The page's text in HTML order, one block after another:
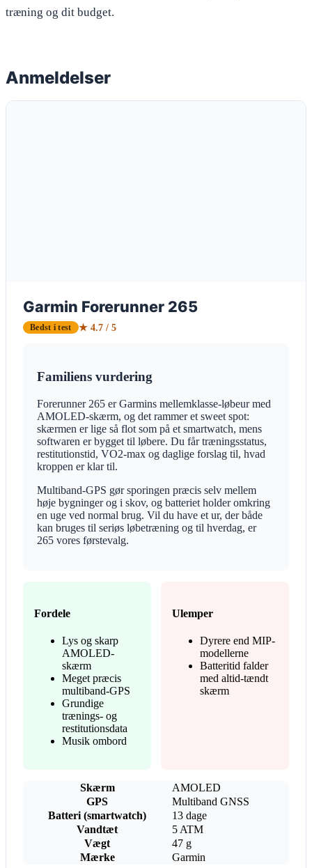
træning og dit budget.
Anmeldelser
Garmin Forerunner 265
Bedst i test ★ 4.7 / 5
Familiens vurdering
Forerunner 265 er Garmins mellemklasse-løbeur med
AMOLED-skærm, og det rammer et sweet spot:
skærmen er lige så flot som på et smartwatch, mens
softwaren er bygget til løbere. Du får træningsstatus,
restitutionstid, VO2-max og daglige forslag til, hvad
kroppen er klar til.
Multiband-GPS gør sporingen præcis selv mellem
høje bygninger og i skov, og batteriet holder omkring
en uge ved normal brug. Vil du have et ur, der både
kan bruges til seriøs løbetræning og til hverdag, er
265 vores førstevalg.
Fordele
Lys og skarp
AMOLED-
skærm
Meget præcis
multiband-GPS
Grundige
trænings- og
restitutionsdata
Musik ombord
Ulemper
Dyrere end MIP-
modellerne
Batteritid falder
med altid-tændt
skærm
Skærm
AMOLED
GPS
Multiband GNSS
Batteri (smartwatch)
13 dage
Vandtæt
5 ATM
Vægt
47 g
Mærke
Garmin